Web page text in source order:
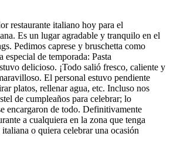
restaurante italiano hoy para el
Es un lugar agradable y tranquilo en el
Pedimos caprese y bruschetta como
especial de temporada: Pasta
delicioso. ¡Todo salió fresco, caliente y
El personal estuvo pendiente
platos, rellenar agua, etc. Incluso nos
de cumpleaños para celebrar; lo
encargaron de todo. Definitivamente
a cualquiera en la zona que tenga
o quiera celebrar una ocasión